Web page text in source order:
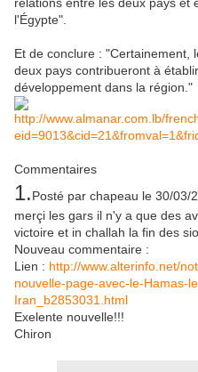
l'Égypte".
Et de conclure : "Certainement,
deux pays contribueront à
développement dans la région."
http://www.almanar.com.lb/
Commentaires
1.Posté par chapeau le 30/03/
merçi les gars il n'y a que des
victoire et in challah la fin des
Nouveau commentaire :
Lien : http://www.alterinfo.net/
nouvelle-page-avec-le-Hamas-
Iran_b2853031.html
Exelente nouvelle!!!
Chiron